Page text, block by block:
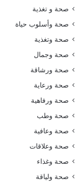
صحة و تغذية
صحة وأسلوب حياة
صحة وتغذية
صحة وجمال
صحة ورشاقة
صحة ورعاية
صحة ورفاهية
صحة وطب
صحة وعافية
صحة وعلاقات
صحة وغذاء
صحة ولياقة